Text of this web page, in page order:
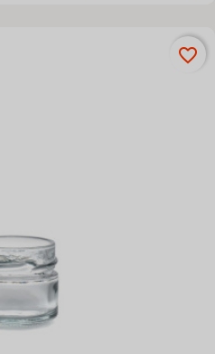
favorite_border